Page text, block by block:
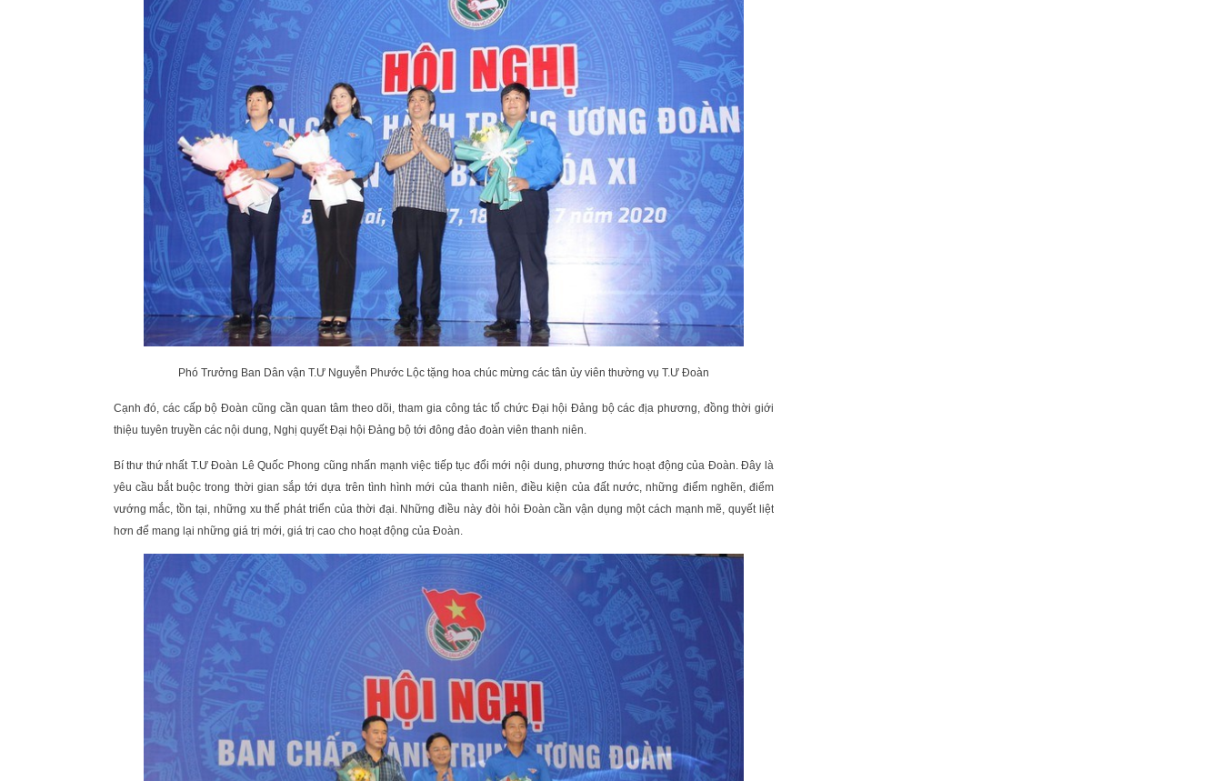
Phó Trưởng Ban Dân vận T.Ư Nguyễn Phước Lộc tặng hoa chúc mừng các tân ủy viên thường vụ T.Ư Đoàn
Cạnh đó, các cấp bộ Đoàn cũng cần quan tâm theo dõi, tham gia công tác tổ chức Đại hội Đảng bộ các địa phương, đồng thời giới
thiệu tuyên truyền các nội dung, Nghị quyết Đại hội Đảng bộ tới đông đảo đoàn viên thanh niên.
Bí thư thứ nhất T.Ư Đoàn Lê Quốc Phong cũng nhấn mạnh việc tiếp tục đổi mới nội dung, phương thức hoạt động của Đoàn. Đây là
yêu cầu bắt buộc trong thời gian sắp tới dựa trên tình hình mới của thanh niên, điều kiện của đất nước, những điểm nghẽn, điểm
vướng mắc, tồn tại, những xu thế phát triển của thời đại. Những điều này đòi hỏi Đoàn cần vận dụng một cách mạnh mẽ, quyết liệt
hơn để mang lại những giá trị mới, giá trị cao cho hoạt động của Đoàn.